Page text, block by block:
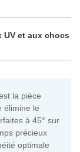
UV et aux chocs
la pièce
élimine le
à 45° sur
précieux
optimale